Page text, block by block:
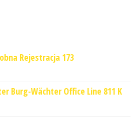
Rejestracja 173
Burg-Wächter Office Line 811 K